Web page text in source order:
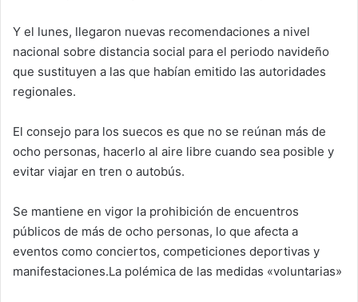
Y el lunes, llegaron nuevas recomendaciones a nivel
nacional sobre distancia social para el periodo navideño
que sustituyen a las que habían emitido las autoridades
regionales.
El consejo para los suecos es que no se reúnan más de
ocho personas, hacerlo al aire libre cuando sea posible y
evitar viajar en tren o autobús.
Se mantiene en vigor la prohibición de encuentros
públicos de más de ocho personas, lo que afecta a
eventos como conciertos, competiciones deportivas y
manifestaciones.La polémica de las medidas «voluntarias»